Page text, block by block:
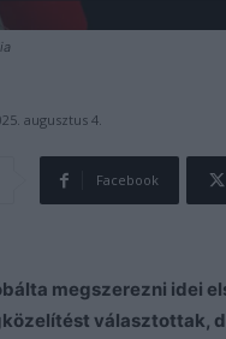
augusztus 4.
Facebook
megszerezni idei
választottak,